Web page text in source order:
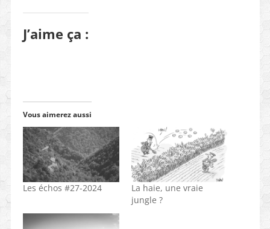
J’aime ça :
Vous aimerez aussi
Les échos #27-2024
La haie, une vraie
jungle ?